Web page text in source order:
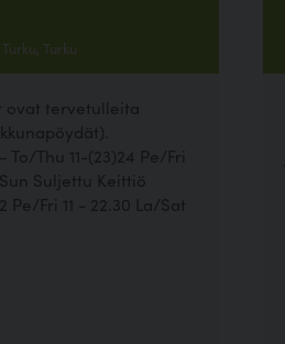
Turku
ovat tervetulleita
Thu 11-(23)24 Pe/Fri
Sun Suljettu Keittiö
Pe/Fri 11 - 22.30 La/Sat